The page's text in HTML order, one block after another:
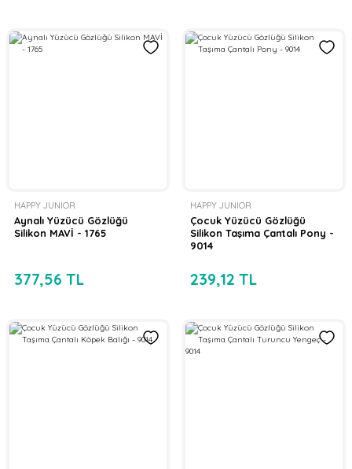
HAPPY JUNIOR
Aynalı Yüzücü Gözlüğü
Silikon MAVİ - 1765
377,56 TL
HAPPY JUNIOR
Çocuk Yüzücü Gözlüğü
Silikon Taşıma Çantalı Pony -
9014
239,12 TL